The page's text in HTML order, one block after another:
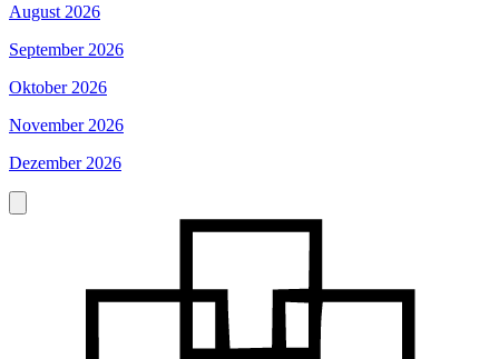
August 2026
September 2026
Oktober 2026
November 2026
Dezember 2026